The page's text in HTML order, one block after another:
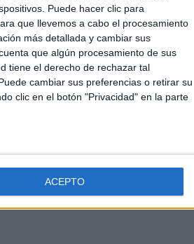
Puede hacer clic para
que llevemos a cabo el procesamiento
más detallada y cambiar sus
que algún procesamiento de sus
tiene el derecho de rechazar tal
cambiar sus preferencias o retirar su
clic en el botón "Privacidad" en la parte
ACEPTO